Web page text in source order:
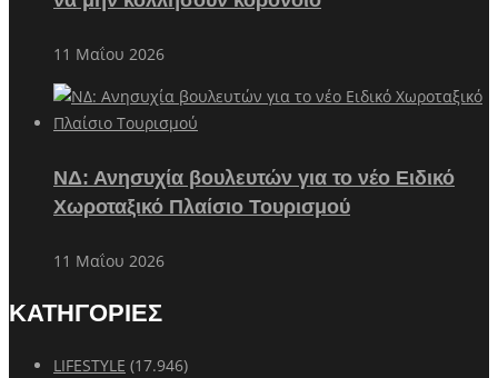
11 Μαΐου 2026
ΝΔ: Ανησυχία βουλευτών για το νέο Ειδικό
Χωροταξικό Πλαίσιο Τουρισμού
11 Μαΐου 2026
ΚΑΤΗΓΟΡΙΕΣ
LIFESTYLE (17.946)